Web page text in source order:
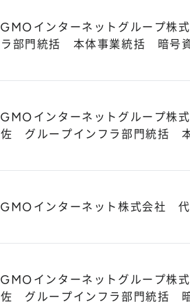
GMOインターネットグループ
ラ部門統括 本体事業統括 暗号
GMOインターネットグループ
佐 グループインフラ部門統括
GMOインターネット株式会社 代
GMOインターネットグループ
佐 グループインフラ部門統括